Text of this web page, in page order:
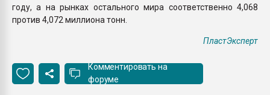
году, а на рынках остального мира соответственно 4,068
против 4,072 миллиона тонн.
ПластЭксперт
Комментировать на
форуме